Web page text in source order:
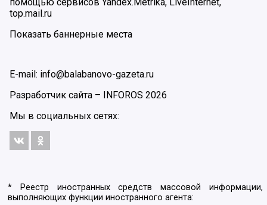
top.mail.ru
Показать баннерные места
E-mail: info@balabanovo-gazeta.ru
Разработчик сайта –
INFOROS 2026
Мы в социальных сетях:
* Реестр иностранных средств массовой информации,
выполняющих функции иностранного агента: